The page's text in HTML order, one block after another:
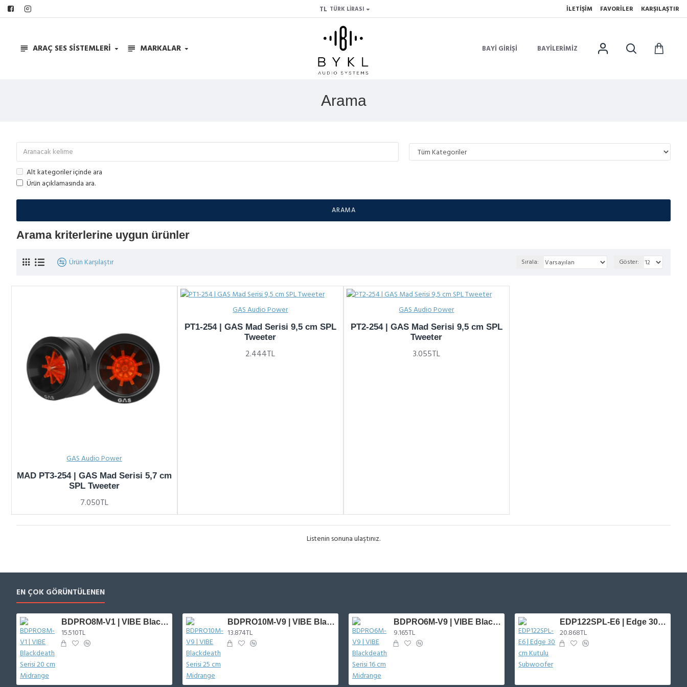
TL TÜRK LIRASI İLETIŞIM FAVORILER KARŞILAŞTIR
ARAÇ SES SISTEMLERI MARKALAR BAYI GIRIŞI BAYILERIMIZ
Arama
Alt kategoriler içinde ara
Ürün açıklamasında ara.
ARAMA
Arama kriterlerine uygun ürünler
Ürün Karşılaştır Sırala: Göster:
GAS Audio Power
MAD PT3-254 | GAS Mad Serisi 5,7 cm
SPL Tweeter
7.050TL
GAS Audio Power
PT1-254 | GAS Mad Serisi 9,5 cm SPL
Tweeter
2.444TL
GAS Audio Power
PT2-254 | GAS Mad Serisi 9,5 cm SPL
Tweeter
3.055TL
Listenin sonuna ulaştınız.
EN ÇOK GÖRÜNTÜLENEN
BDPRO8M-V1 | VIBE Blackdeath Serisi 20 cm Midrange
15.510TL
BDPRO10M-V9 | VIBE Blackdeath Serisi 25 cm Midrange
13.874TL
BDPRO6M-V9 | VIBE Blackdeath Serisi 16 cm Midrange
9.165TL
EDP122SPL-E6 | Edge 30 cm Kutulu Subwoofer
20.868TL